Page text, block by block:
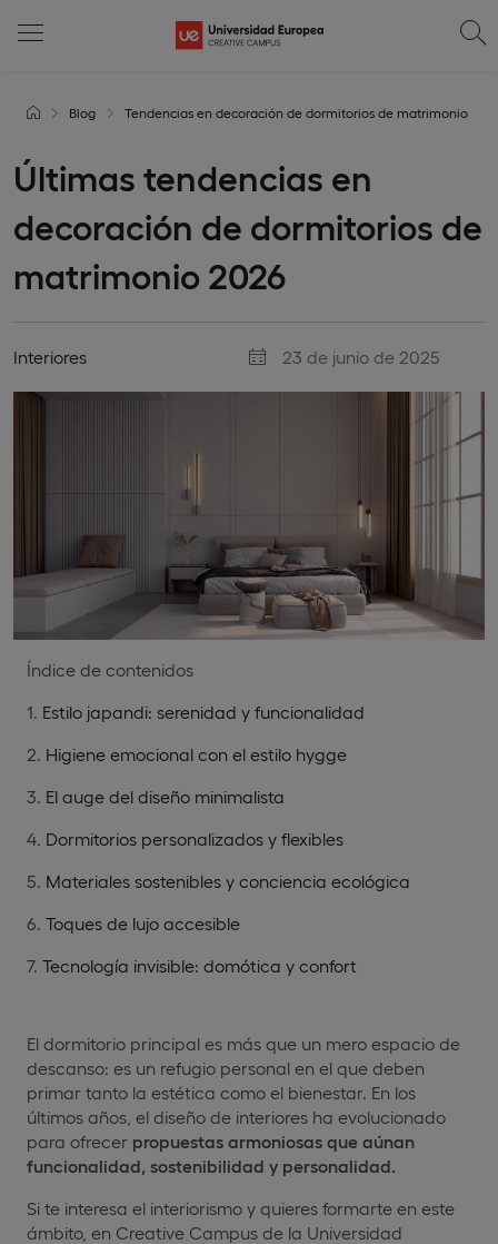
Blog Tendencias en decoración de dormitorios de matrimonio
Últimas tendencias en
decoración de dormitorios de
matrimonio 2026
Interiores 23 de junio de 2025
Índice de contenidos
Estilo japandi: serenidad y funcionalidad
Higiene emocional con el estilo hygge
El auge del diseño minimalista
Dormitorios personalizados y flexibles
Materiales sostenibles y conciencia ecológica
Toques de lujo accesible
Tecnología invisible: domótica y confort
El dormitorio principal es más que un mero espacio de
descanso: es un refugio personal en el que deben
primar tanto la estética como el bienestar. En los
últimos años, el diseño de interiores ha evolucionado
para ofrecer propuestas armoniosas que aúnan
funcionalidad, sostenibilidad y personalidad.
Si te interesa el interiorismo y quieres formarte en este
ámbito, en Creative Campus de la Universidad